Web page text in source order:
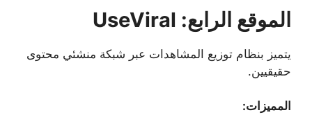
الموقع الرابع: UseViral
يتميز بنظام توزيع المشاهدات عبر شبكة منشئي محتوى
حقيقيين.
المميزات: